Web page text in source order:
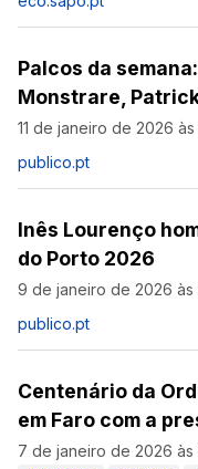
Palcos da
Monstrare,
11 de janeiro de 2026
publico.pt
Inês Lourenço
do Porto 2026
9 de janeiro de 2026 às
publico.pt
Centenário da
em Faro com a
7 de janeiro de 2026 às